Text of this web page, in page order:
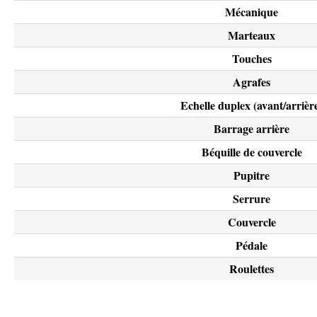
Mécanique
Marteaux
Touches
Agrafes
Echelle duplex (avant/
Barrage arrière
Béquille de couvercle
Pupitre
Serrure
Couvercle
Pédale
Roulettes